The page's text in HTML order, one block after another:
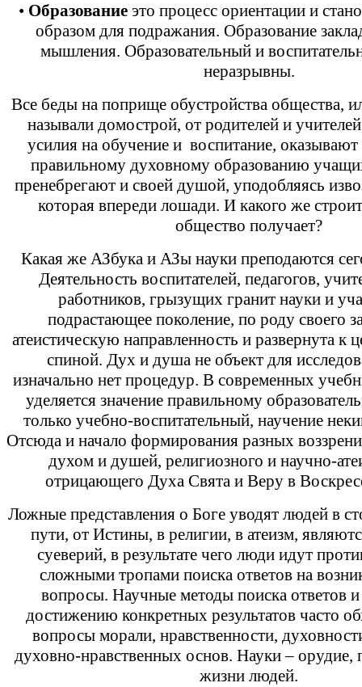
• Образование это процесс ориентации и
образом для подражания. Образование
мышления. Образовательный и
неразрывны.
Все беды на поприще обустройства общества,
называли домострой, от родителей и
усилия на обучение и воспитание,
правильному духовному образованию
пренебрегают и своей душой, уподобляясь
которая впереди лошади. И какого же
общество получает?
Какая же АЗбука и АЗы науки преподаются
Деятельность воспитателей, педагогов,
работников, грызущих гранит науки и
подрастающее поколение, по роду своего
атеистическую направленность и развернута к
спиной. Дух и душа не объект для
изначально нет процедур. В современных
уделяется значение правильному
только учебно-воспитательный, научение
Отсюда и начало формирования разных
духом и душей, религиозного и научно-
отрицающего Духа Свята и Веру в
Ложные представления о Боге уводят людей в
пути, от Истины, в религии, в атеизм,
суеверий, в результате чего люди идут
сложными тропами поиска ответов на
вопросы. Научные методы поиска ответов и
достижению конкретных результатов часто
вопросы морали, нравственности,
духовно-нравственных основ. Науки –
жизни людей.